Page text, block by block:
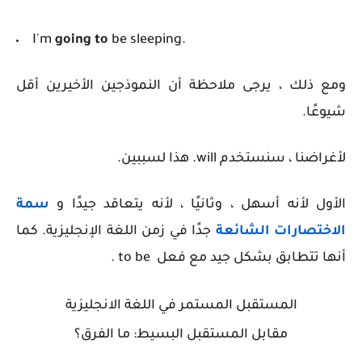
I'm going to be sleeping.
ومع ذلك ، يرجى ملاحظة أن النموذجين الأخيرين أقل
شيوعًا.
لأغراضنا ، سنستخدم will. هذا لسببين.
الأول لأنه أسهل ، وثانيًا ، لأنه يتعاقد جيدًا و
سمة
الاختصارات الشائعة جدًا في زمن اللغة الإنجليزية. كما
أنها تتطابق بشكل جيد مع فعل
المستقبل المستمر في اللغة الانجليزية
مقابل المستقبل البسيط: ما الفرق؟